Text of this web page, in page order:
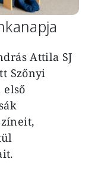
Attila SJ
Szőnyi
első